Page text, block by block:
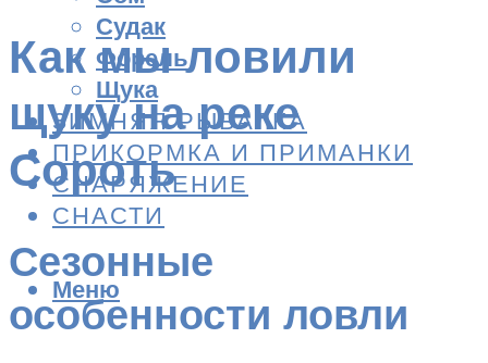
Судак
Форель
Щука
ЗИМНЯЯ РЫБАЛКА
ПРИКОРМКА И ПРИМАНКИ
СНАРЯЖЕНИЕ
СНАСТИ
Меню
Как мы ловили
щуку на реке
Сороть
Сезонные
особенности ловли